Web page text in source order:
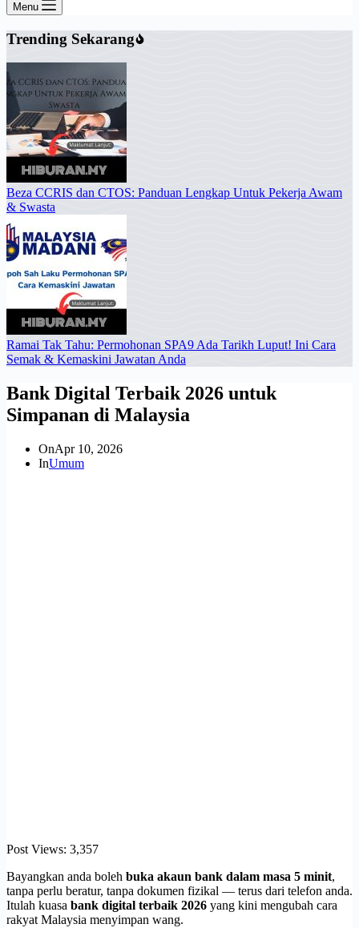
Menu
Trending Sekarang
Beza CCRIS dan CTOS: Panduan Lengkap Untuk Pekerja Awam
& Swasta
Ramai Tak Tahu: Permohonan SPA9 Ada Tarikh Luput! Ini Cara
Semak & Kemaskini Jawatan Anda
Bank Digital Terbaik 2026 untuk
Simpanan di Malaysia
OnApr 10, 2026
InUmum
Post Views: 3,357
Bayangkan anda boleh buka akaun bank dalam masa 5 minit,
tanpa perlu beratur, tanpa dokumen fizikal — terus dari telefon anda.
Itulah kuasa bank digital terbaik 2026 yang kini mengubah cara
rakyat Malaysia menyimpan wang.